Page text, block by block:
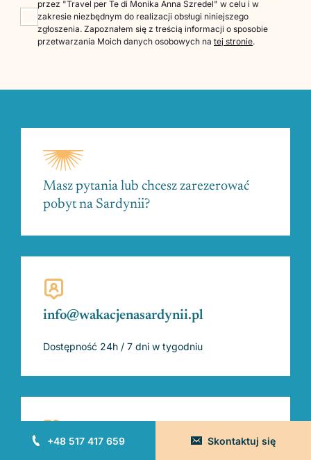
+48 517 417 659 Skontaktuj się
przez "Travel per Te di Monika Anna Szredel" w celu i w
zakresie niezbędnym do realizacji obsługi niniejszego
zgłoszenia. Zapoznałem się z treścią informacji o sposobie
przetwarzania Moich danych osobowych na tej stronie.
Masz pytania lub chcesz zarezerować
pobyt na Sardynii?
info@wakacjenasardynii.pl
Dostępność 24h / 7 dni w tygodniu